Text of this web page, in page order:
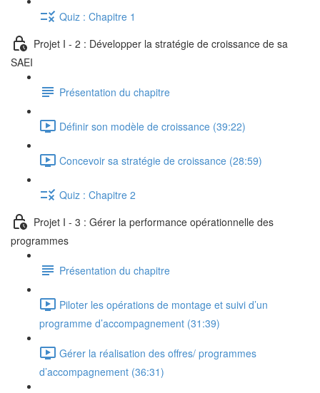
Quiz : Chapitre 1
Projet I - 2 : Développer la stratégie de croissance de sa
SAEI
Présentation du chapitre
Définir son modèle de croissance (39:22)
Concevoir sa stratégie de croissance (28:59)
Quiz : Chapitre 2
Projet I - 3 : Gérer la performance opérationnelle des
programmes
Présentation du chapitre
Piloter les opérations de montage et suivi d’un
programme d’accompagnement (31:39)
Gérer la réalisation des offres/ programmes
d’accompagnement (36:31)